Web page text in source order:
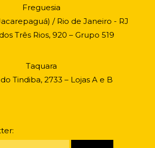
Freguesia
/ Rio de Janeiro - RJ
Três Rios, 920 – Grupo 519
Taquara
Tindiba, 2733 – Lojas A e B